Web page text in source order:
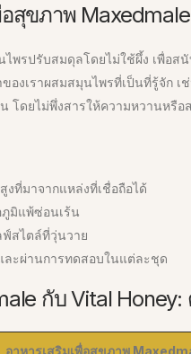
อสุขภาพ Maxedmale
ไพรปรับสมดุลโดยไม่ใช้ผึ้ง เพื่
งเราผสมสมุนไพรที่เป็นที่รู้จัก
โดยไม่พึ่งสารให้ความหวานหรือ
ที่มาจากแหล่งที่เชื่อถือได้
ภูมิแพ้ซ่อนเร้น
ฟ์สไตล์ที่วุ่นวาย
ละผ่านการทดสอบในแต่ละชุด
กับ Vital Honey:
อาหารเสริมเพื่อสุขภาพ